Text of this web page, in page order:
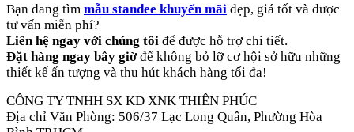
Bạn đang tìm mẫu standee khuyến mãi đẹp, giá tốt và được
tư vấn miễn phí?
Liên hệ ngay với chúng tôi để được hỗ trợ chi tiết.
Đặt hàng ngay bây giờđể không bỏ lỡ cơ hội sở hữu những
thiết kế ấn tượng và thu hút khách hàng tối đa!
CÔNG TY TNHH SX KD XNK THIÊN PHÚC
Địa chỉ Văn Phòng: 506/37 Lạc Long Quân, Phường Hòa